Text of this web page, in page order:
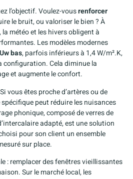
l’objectif. Voulez-vousrenforcer
le bruit, ou valoriser le bien ? À
météo et les hivers obligent à
Les modèles modernes
bas, parfois inférieurs à 1,4 W/m².K,
configuration. Cela diminue la
et augmente le confort.
vous êtes proche d’artères ou de
peut réduire les nuisances
phonique, composé de verres de
adapté, est une solution
pour son client un ensemble
sur place.
: remplacer des fenêtres vieillissantes
Sur le marché local, les